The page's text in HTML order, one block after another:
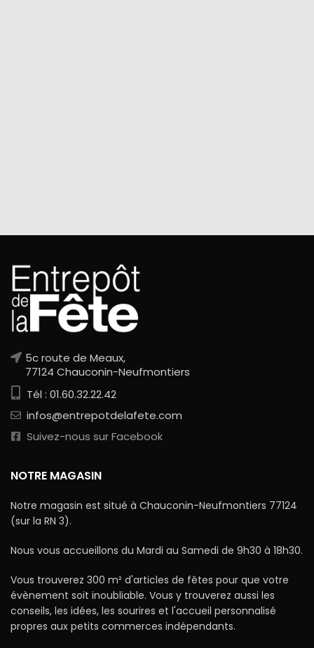
5c route de Meaux,
77124 Chauconin-Neufmontiers
Tél : 01.60.32.22.42
infos@entrepotdelafete.com
Suivez-nous sur Facebook
NOTRE MAGASIN
Notre magasin est situé à Chauconin-Neufmontiers 77124
(sur la RN 3).
Nous vous accueillons du Mardi au Samedi de 9h30 à 18h30.
Vous trouverez 300 m² d'articles de fêtes pour que votre
évènement soit inoubliable. Vous y trouverez aussi les
conseils, les idées, les sourires et l'accueil personnalisé
propres aux petits commerces indépendants.